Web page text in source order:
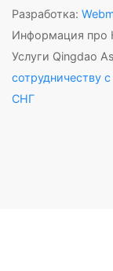
Разработка:
Информация про
Услуги Qingdao
сотрудничеству
СНГ